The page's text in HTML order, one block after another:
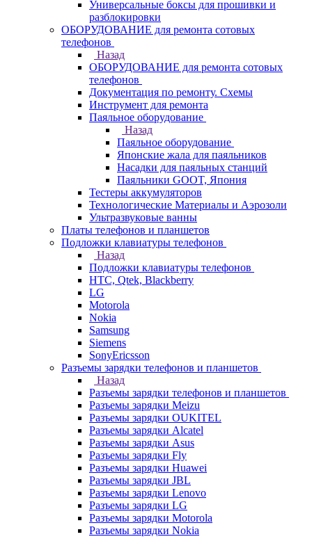
Универсальные боксы для прошивки и
разблокировки
ОБОРУДОВАНИЕ для ремонта сотовых
телефонов
Назад
ОБОРУДОВАНИЕ для ремонта сотовых
телефонов
Документация по ремонту. Схемы
Инструмент для ремонта
Паяльное оборудование
Назад
Паяльное оборудование
Японские жала для паяльников
Насадки для паяльных станций
Паяльники GOOT, Япония
Тестеры аккумуляторов
Технологические Материалы и Аэрозоли
Ультразвуковые ванны
Платы телефонов и планшетов
Подложки клавиатуры телефонов
Назад
Подложки клавиатуры телефонов
HTC, Qtek, Blackberry
LG
Motorola
Nokia
Samsung
Siemens
SonyEricsson
Разъемы зарядки телефонов и планшетов
Назад
Разъемы зарядки телефонов и планшетов
Разъемы зарядки Meizu
Разъемы зарядки OUKITEL
Разъемы зарядки Alcatel
Разъемы зарядки Asus
Разъемы зарядки Fly
Разъемы зарядки Huawei
Разъемы зарядки JBL
Разъемы зарядки Lenovo
Разъемы зарядки LG
Разъемы зарядки Motorola
Разъемы зарядки Nokia